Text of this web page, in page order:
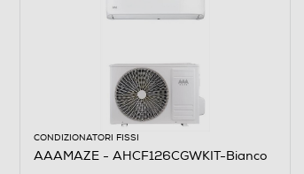
CONDIZIONATORI FISSI
AAAMAZE - AHCF126CGWKIT-Bianco